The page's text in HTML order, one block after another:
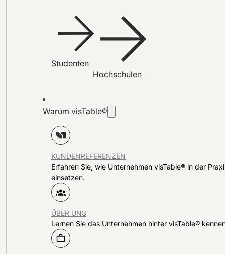
Studenten
Hochschulen
Warum visTable®
KUNDENREFERENZEN
Erfahren Sie, wie Unternehmen visTable® in der
einsetzen.
ÜBER UNS
Lernen Sie das Unternehmen hinter visTable®